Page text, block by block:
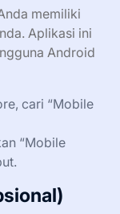
memiliki
Aplikasi ini
Android
cari “Mobile
“Mobile